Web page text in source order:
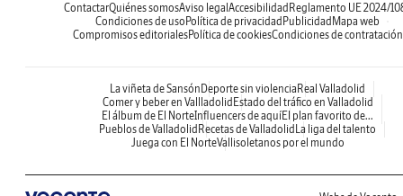
ContactarQuiénes somosAviso legal Accesibilidad Reglamento UE 2024/
Condiciones de uso Política de privacidad Publicidad Mapa web
Compromisos editorialesPolítica de cookiesCondiciones de contratación
La viñeta de Sansón Deporte sin violencia Real Valladolid
Comer y beber en Vallladolid Estado del tráfico en Valladolid
El álbum de El NorteInfluencers de aquíEl plan favorito de...
Pueblos de Valladolid Recetas de Valladolid La liga del talento
Juega con El NorteVallisoletanos por el mundo